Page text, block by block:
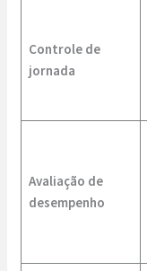
Controle de
jornada
Avaliação de
desempenho